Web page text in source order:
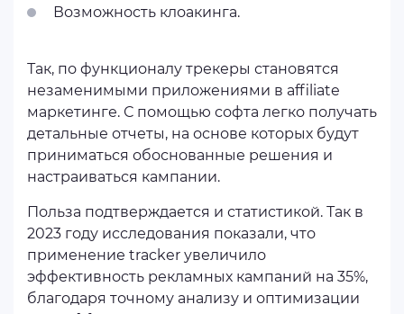
Возможность клоакинга.
Так, по функционалу трекеры становятся
незаменимыми приложениями в affiliate
маркетинге. С помощью софта легко получать
детальные отчеты, на основе которых будут
приниматься обоснованные решения и
настраиваться кампании.
Польза подтверждается и статистикой. Так в
2023 году исследования показали, что
применение tracker увеличило
эффективность рекламных кампаний на 35%,
благодаря точному анализу и оптимизации